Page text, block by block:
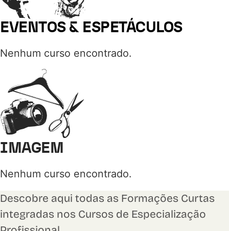
EVENTOS & ESPETÁCULOS
Nenhum curso encontrado.
IMAGEM
Nenhum curso encontrado.
Descobre aqui todas as Formações Curtas
integradas nos Cursos de Especialização